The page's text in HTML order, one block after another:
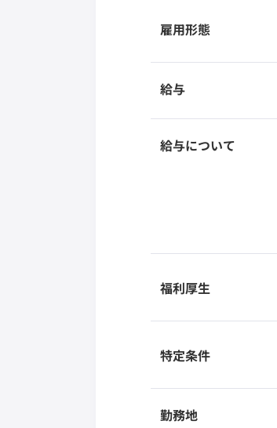
雇用形態
給与
給与について
福利厚生
特定条件
勤務地